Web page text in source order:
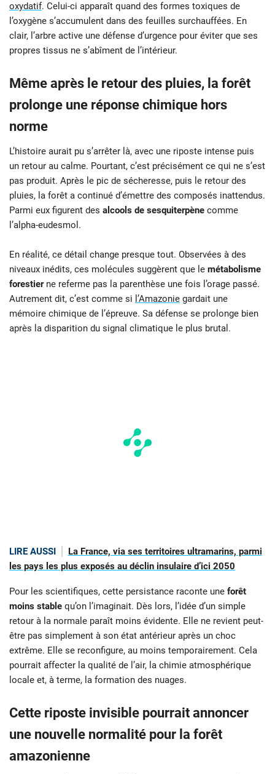
oxydatif. Celui-ci apparaît quand des formes toxiques de
l’oxygène s’accumulent dans des feuilles surchauffées. En
clair, l’arbre active une défense d’urgence pour éviter que ses
propres tissus ne s’abîment de l’intérieur.
Même après le retour des pluies, la forêt
prolonge une réponse chimique hors
norme
L’histoire aurait pu s’arrêter là, avec une riposte intense puis
un retour au calme. Pourtant, c’est précisément ce qui ne s’est
pas produit. Après le pic de sécheresse, puis le retour des
pluies, la forêt a continué d’émettre des composés inattendus.
Parmi eux figurent des alcools de sesquiterpène comme
l’alpha-eudesmol.
En réalité, ce détail change presque tout. Observées à des
niveaux inédits, ces molécules suggèrent que le métabolisme
forestierne referme pas la parenthèse une fois l’orage passé.
Autrement dit, c’est comme si l’Amazonie gardait une
mémoire chimique de l’épreuve. Sa défense se prolonge bien
après la disparition du signal climatique le plus brutal.
LIRE AUSSI
La France, via ses territoires ultramarins, parmi
les pays les plus exposés au déclin insulaire d’ici 2050
Pour les scientifiques, cette persistance raconte une forêt
moins stable qu’on l’imaginait. Dès lors, l’idée d’un simple
retour à la normale paraît moins évidente. Elle ne revient peut-
être pas simplement à son état antérieur après un choc
extrême. Elle se reconfigure, au moins temporairement. Cela
pourrait affecter la qualité de l’air, la chimie atmosphérique
locale et, à terme, la formation des nuages.
Cette riposte invisible pourrait annoncer
une nouvelle normalité pour la forêt
amazonienne